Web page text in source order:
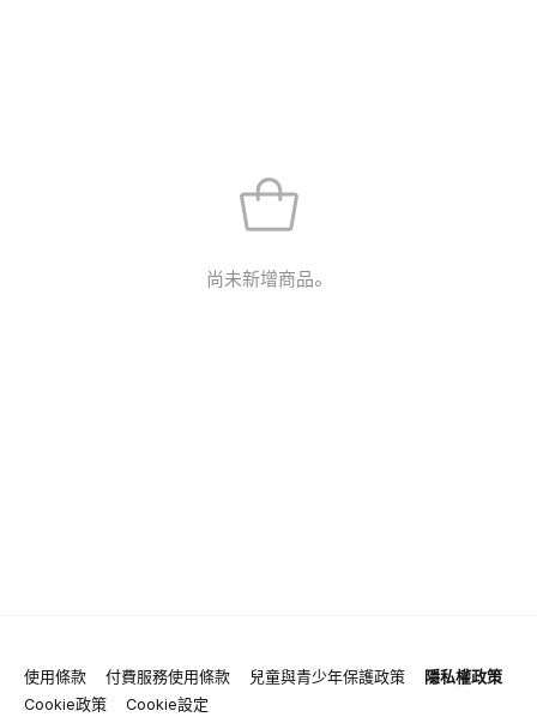
尚未新增商品。
使用條款 付費服務使用條款 兒童與青少年保護政策
隱私權政策
Cookie政策
Cookie設定